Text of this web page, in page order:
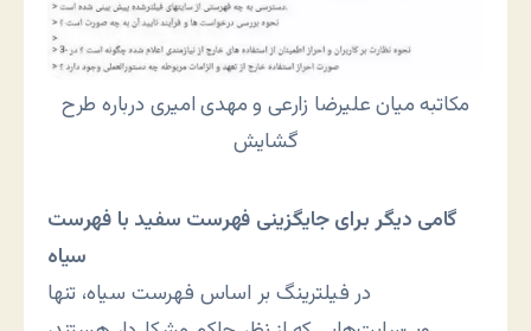
مکاتبه میان علیرضا زارعی و مهدی امیری درباره طرح
گشایش
گامی دیگر برای جایگزینی فهرست سفید با فهرست
سیاه
در فیلترینگ بر اساس فهرست سیاه، تنها